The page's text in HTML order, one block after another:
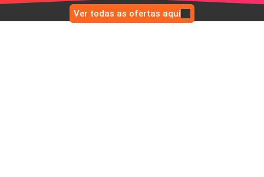
Ver todas as ofertas aqui